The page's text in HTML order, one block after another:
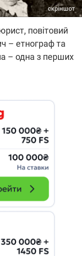
скріншот
повітовий
– етнограф та
– одна з перших